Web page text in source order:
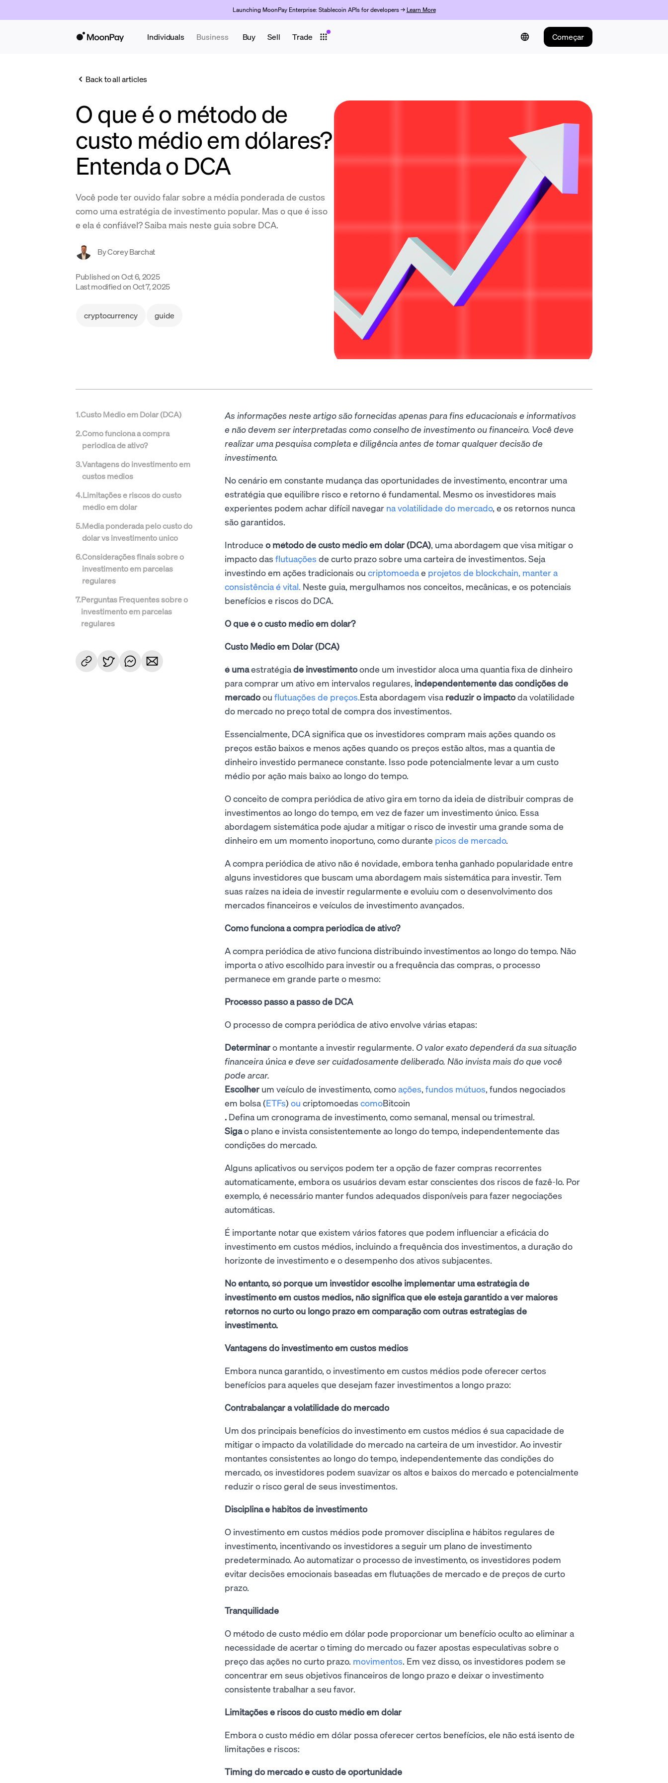
Launching MoonPay Enterprise: Stablecoin APIs for developers → Learn More
Individuals Business Buy Sell Trade Começar
Back to all articles
O que é o método de
custo médio em dólares?
Entenda o DCA
Você pode ter ouvido falar sobre a média ponderada de custos
como uma estratégia de investimento popular. Mas o que é isso
e ela é confiável? Saiba mais neste guia sobre DCA.
ByCorey Barchat
Published onOct 6, 2025
Last modified onOct 7, 2025
cryptocurrency guide
1.Custo Médio em Dólar (DCA)
2.Como funciona a compra
periódica de ativo?
3.Vantagens do investimento em
custos médios
4.Limitações e riscos do custo
médio em dólar
5.Média ponderada pelo custo do
dólar vs investimento único
6.Considerações finais sobre o
investimento em parcelas
regulares
7.Perguntas Frequentes sobre o
investimento em parcelas
regulares
As informações neste artigo são fornecidas apenas para fins educacionais e informativos
e não devem ser interpretadas como conselho de investimento ou financeiro. Você deve
realizar uma pesquisa completa e diligência antes de tomar qualquer decisão de
investimento.
No cenário em constante mudança das oportunidades de investimento, encontrar uma
estratégia que equilibre risco e retorno é fundamental. Mesmo os investidores mais
experientes podem achar difícil navegar na volatilidade do mercado, e os retornos nunca
são garantidos.
Introduce o método de custo médio em dólar (DCA), uma abordagem que visa mitigar o
impacto das flutuações de curto prazo sobre uma carteira de investimentos. Seja
investindo em ações tradicionais ou criptomoedae projetos de blockchain, manter a
consistência é vital. Neste guia, mergulhamos nos conceitos, mecânicas, e os potenciais
benefícios e riscos do DCA.
O que é o custo médio em dólar?
Custo Médio em Dólar (DCA)
é umaestratégiade investimentoonde um investidor aloca uma quantia fixa de dinheiro
para comprar um ativo em intervalos regulares, independentemente das condiçõesde
mercadoou flutuações de preços.Esta abordagem visa reduzir o impactoda volatilidade
do mercado no preço total de compra dos investimentos.
Essencialmente, DCA significa que os investidores compram mais ações quando os
preços estão baixos e menos ações quando os preços estão altos, mas a quantia de
dinheiro investido permanece constante. Isso pode potencialmente levar a um custo
médio por ação mais baixo ao longo do tempo.
O conceito de compra periódica de ativo gira em torno da ideia de distribuir compras de
investimentos ao longo do tempo, em vez de fazer um investimento único. Essa
abordagem sistemática pode ajudar a mitigar o risco de investir uma grande soma de
dinheiro em um momento inoportuno, como durante picos de mercado.
A compra periódica de ativo não é novidade, embora tenha ganhado popularidade entre
alguns investidores que buscam uma abordagem mais sistemática para investir. Tem
suas raízes na ideia de investir regularmente e evoluiu com o desenvolvimento dos
mercados financeiros e veículos de investimento avançados.
Como funciona a compra periódica de ativo?
A compra periódica de ativo funciona distribuindo investimentos ao longo do tempo. Não
importa o ativo escolhido para investir ou a frequência das compras, o processo
permanece em grande parte o mesmo:
Processo passo a passo de DCA
O processo de compra periódica de ativo envolve várias etapas:
Determinaro montante a investir regularmente. O valor exato dependerá da sua situação
financeira única e deve ser cuidadosamente deliberado. Não invista mais do que você
pode arcar.
Escolher um veículo de investimento, comoações, fundos mútuos, fundos negociados
em bolsa (ETFs) ou criptomoedas comoBitcoin
. Defina um cronograma de investimento, como semanal, mensal ou trimestral.
Sigao plano e invista consistentemente ao longo do tempo, independentemente das
condições do mercado.
Alguns aplicativos ou serviços podem ter a opção de fazer compras recorrentes
automaticamente, embora os usuários devam estar conscientes dos riscos de fazê-lo. Por
exemplo, é necessário manter fundos adequados disponíveis para fazer negociações
automáticas.
É importante notar que existem vários fatores que podem influenciar a eficácia do
investimento em custos médios, incluindo a frequência dos investimentos, a duração do
horizonte de investimento e o desempenho dos ativos subjacentes.
No entanto, só porque um investidor escolhe implementar uma estratégia de
investimento em custos médios, não significa que ele esteja garantido a ver maiores
retornos no curto ou longo prazo em comparação com outras estratégias de
investimento.
Vantagens do investimento em custos médios
Embora nunca garantido, o investimento em custos médios pode oferecer certos
benefícios para aqueles que desejam fazer investimentos a longo prazo:
Contrabalançar a volatilidade do mercado
Um dos principais benefícios do investimento em custos médios é sua capacidade de
mitigar o impacto da volatilidade do mercado na carteira de um investidor. Ao investir
montantes consistentes ao longo do tempo, independentemente das condições do
mercado, os investidores podem suavizar os altos e baixos do mercado e potencialmente
reduzir o risco geral de seus investimentos.
Disciplina e hábitos de investimento
O investimento em custos médios pode promover disciplina e hábitos regulares de
investimento, incentivando os investidores a seguir um plano de investimento
predeterminado. Ao automatizar o processo de investimento, os investidores podem
evitar decisões emocionais baseadas em flutuações de mercado e de preços de curto
prazo.
Tranquilidade
O método de custo médio em dólar pode proporcionar um benefício oculto ao eliminar a
necessidade de acertar o timing do mercado ou fazer apostas especulativas sobre o
preço das ações no curto prazo. movimentos. Em vez disso, os investidores podem se
concentrar em seus objetivos financeiros de longo prazo e deixar o investimento
consistente trabalhar a seu favor.
Limitações e riscos do custo médio em dólar
Embora o custo médio em dólar possa oferecer certos benefícios, ele não está isento de
limitações e riscos:
Timing do mercado e custo de oportunidade